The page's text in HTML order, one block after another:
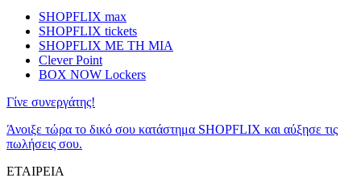
SHOPFLIX max
SHOPFLIX tickets
SHOPFLIX ΜΕ ΤΗ ΜΙΑ
Clever Point
BOX NOW Lockers
Γίνε συνεργάτης!
Άνοιξε τώρα το δικό σου κατάστημα SHOPFLIX και αύξησε τις
πωλήσεις σου.
ΕΤΑΙΡΕΙΑ